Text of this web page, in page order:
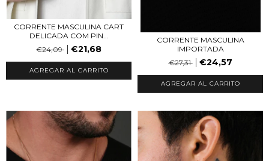
CORRENTE MASCULINA CART
DELICADA COM PIN...
€24,09
€21,68
AGREGAR AL CARRITO
CORRENTE MASCULINA
IMPORTADA
€27,31
€24,57
AGREGAR AL CARRITO